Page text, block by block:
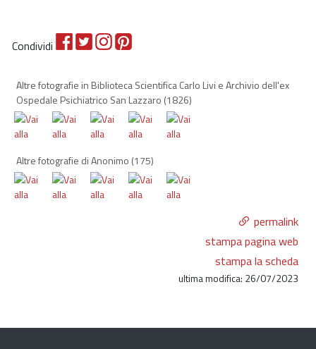
Condividi
Altre fotografie in Biblioteca Scientifica Carlo Livi e Archivio dell'ex
Ospedale Psichiatrico San Lazzaro (1826)
Altre fotografie di Anonimo (175)
permalink
stampa pagina web
stampa la scheda
ultima modifica: 26/07/2023